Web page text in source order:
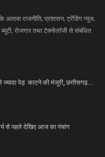
अलावा राजनीति, प्रशासन, ट्रेंडिंग न्यूज,
रोजगार तथा टेक्नोलॉजी से संबंधित
पेड़ काटने की मंजूरी, छत्तीसगढ़...
से पहले देखिए आज का पंचांग